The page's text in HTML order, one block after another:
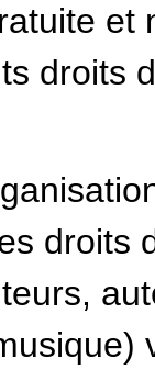
et
droits
droits